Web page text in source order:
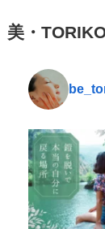
美・